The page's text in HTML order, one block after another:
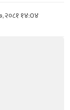
२०८१ १४:0४